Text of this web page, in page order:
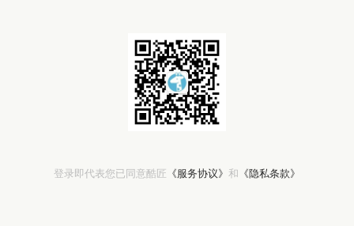
登录即代表您已同意酷匠 《服务协议》 和 《隐私条款》